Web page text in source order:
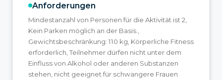
Anforderungen
Mindestanzahl von Personen für die Aktivität ist 2,
Kein Parken möglich an der Basis.,
Gewichtsbeschränkung: 110 kg, Körperliche Fitness
erforderlich, Teilnehmer dürfen nicht unter dem
Einfluss von Alkohol oder anderen Substanzen
stehen, nicht geeignet für schwangere Frauen